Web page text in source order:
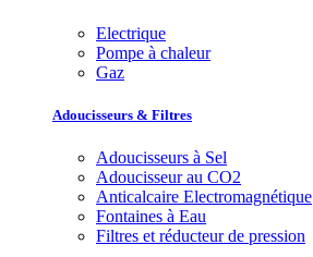
Electrique
Pompe à chaleur
Gaz
Adoucisseurs & Filtres
Adoucisseurs à Sel
Adoucisseur au CO2
Anticalcaire Electromagnétique
Fontaines à Eau
Filtres et réducteur de pression